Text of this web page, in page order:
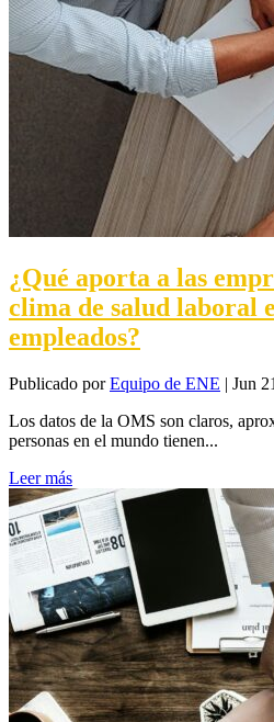
¿Qué aporta a las
clima de salud laboral
empleados?
Publicado porEquipo de ENE | Jun
Los datos de la OMS son claros,
personas en el mundo tienen...
Leer más